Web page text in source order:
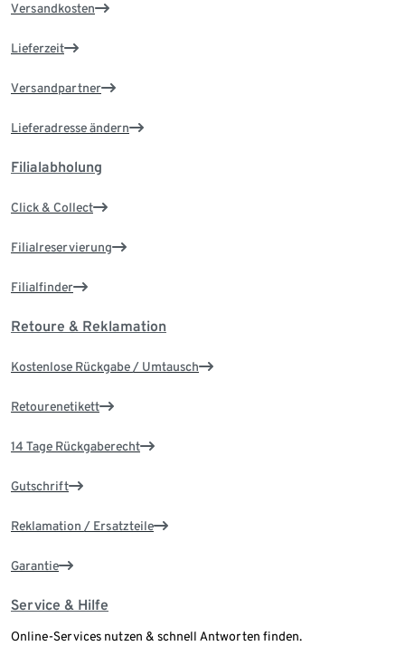
Versandkosten
Lieferzeit
Versandpartner
Lieferadresse ändern
Filialabholung
Click & Collect
Filialreservierung
Filialfinder
Retoure & Reklamation
Kostenlose Rückgabe / Umtausch
Retourenetikett
14 Tage Rückgaberecht
Gutschrift
Reklamation / Ersatzteile
Garantie
Service & Hilfe
Online-Services nutzen & schnell Antworten finden.